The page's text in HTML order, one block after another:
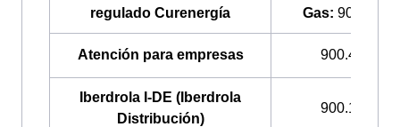
regulado Curenergía
Gas:
Atención para empresas 900.400.408
Iberdrola I-DE (Iberdrola
Distribución)
900.171.171